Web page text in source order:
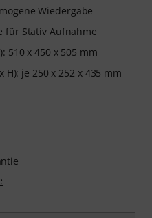
Wiedergabe
für Stativ Aufnahme
510 x 450 x 505 mm
H): je 250 x 252 x 435 mm